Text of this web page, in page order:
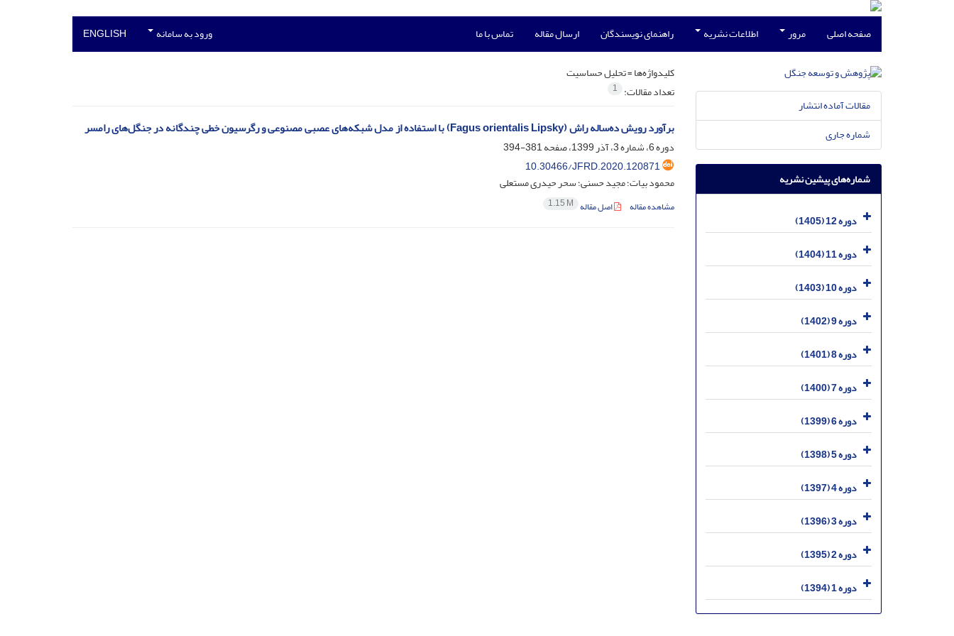
صفحه اصلی مرور اطلاعات نشریه راهنمای نویسندگان ارسال مقاله تماس با ما ورود به سامانه ENGLISH
کلیدواژه‌ها =تحلیل حساسیت
تعداد مقالات: 1
برآورد رویش ده‌ساله راش (Fagus orientalis Lipsky) با استفاده از مدل شبکه‌های عصبی مصنوعی و رگرسیون خطی چندگانه در جنگل‌های رامسر
دوره 6، شماره 3، آذر 1399، صفحه
381-394
10.30466/JFRD.2020.120871
محمود بیات؛ مجید حسنی؛ سحر حیدری مستعلی
مشاهده مقاله اصل مقاله 1.15 M
مقالات آماده انتشار
شماره جاری
شماره‌های پیشین نشریه
دوره 12 (1405)
دوره 11 (1404)
دوره 10 (1403)
دوره 9 (1402)
دوره 8 (1401)
دوره 7 (1400)
دوره 6 (1399)
دوره 5 (1398)
دوره 4 (1397)
دوره 3 (1396)
دوره 2 (1395)
دوره 1 (1394)